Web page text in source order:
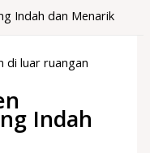
Indah dan Menarik
Indah